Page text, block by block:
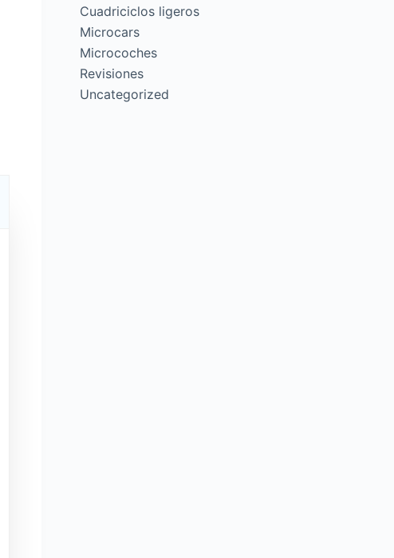
Cuadriciclos ligeros
Microcars
Microcoches
Revisiones
Uncategorized